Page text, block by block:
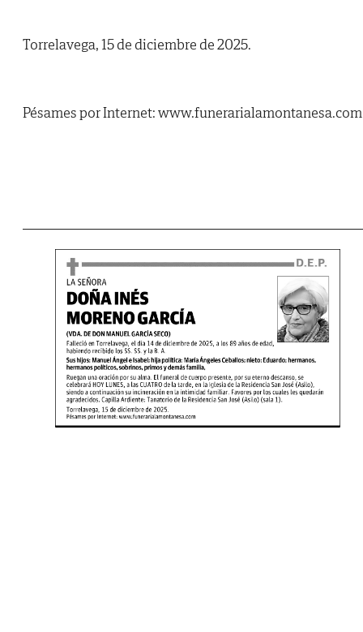
Torrelavega, 15 de diciembre de 2025.
Pésames por Internet: www.funerarialamontanesa.com